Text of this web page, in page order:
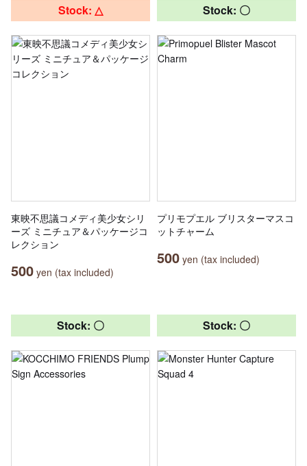
Stock: △
東映不思議コメディ美少女シリ
ーズ ミニチュア＆パッケージコ
レクション
500 yen (tax included)
Stock: 〇
プリモプエル ブリスターマスコ
ットチャーム
500 yen (tax included)
Stock: 〇 Stock: 〇